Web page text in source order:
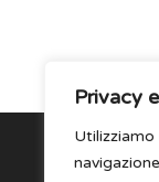
Privacy
Utilizziamo